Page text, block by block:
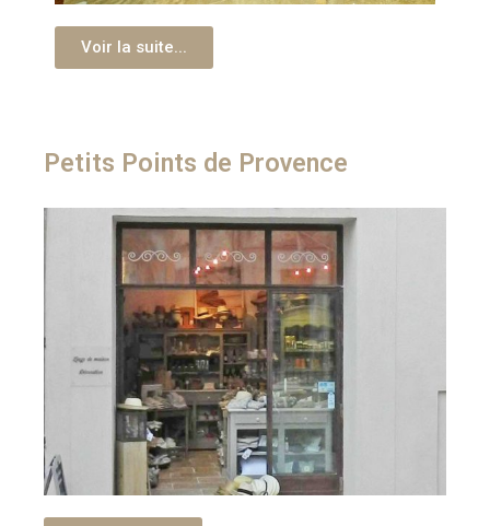
Voir la suite...
Petits Points de Provence